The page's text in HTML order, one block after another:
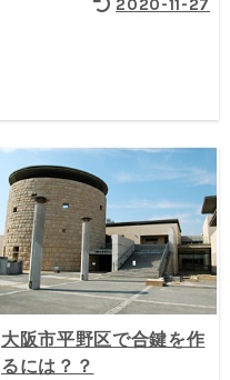
2020-11-27
大阪市平野区で合鍵を作
るには？？